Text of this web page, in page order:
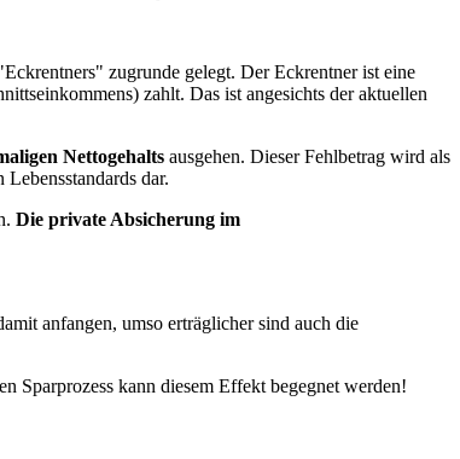
zugrunde gelegt. Der Eckrentner ist eine
zahlt. Das ist angesichts der aktuellen
Nettogehalts ausgehen. Dieser Fehlbetrag wird als
dar.
Die private Absicherung im
anfangen, umso erträglicher sind auch die
Sparprozess kann diesem Effekt begegnet werden!